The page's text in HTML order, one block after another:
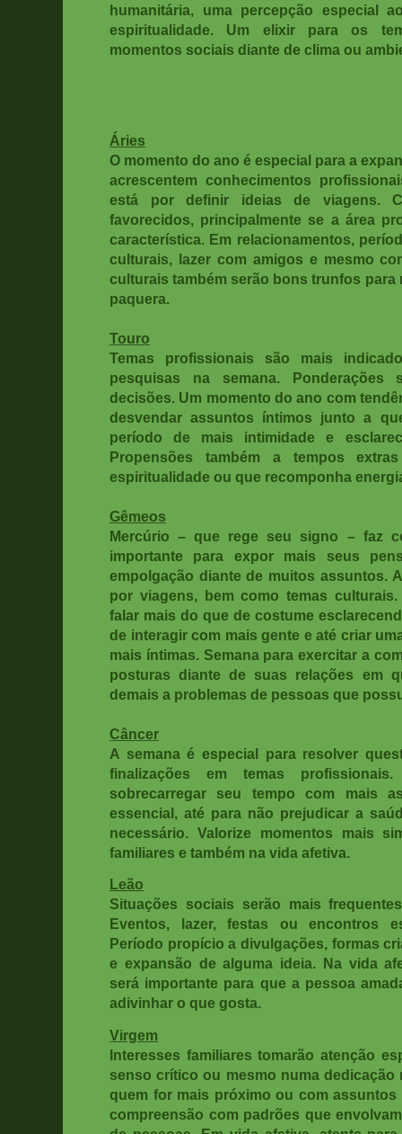
humanitária, uma percepção especial
espiritualidade. Um elixir para os
momentos sociais diante de clima ou
Áries
O momento do ano é especial para a
acrescentem conhecimentos
está por definir ideias de viagens.
favorecidos, principalmente se a área
característica. Em relacionamentos,
culturais, lazer com amigos e mesmo
culturais também serão bons trunfos para
paquera.
Touro
Temas profissionais são mais
pesquisas na semana. Ponderações
decisões. Um momento do ano com
desvendar assuntos íntimos junto a
período de mais intimidade e
Propensões também a tempos
espiritualidade ou que recomponha
Gêmeos
Mercúrio – que rege seu signo – faz
importante para expor mais seus
empolgação diante de muitos assuntos.
por viagens, bem como temas
falar mais do que de costume
de interagir com mais gente e até criar
mais íntimas. Semana para exercitar a
posturas diante de suas relações em
demais a problemas de pessoas que
Câncer
A semana é especial para resolver
finalizações em temas
sobrecarregar seu tempo com mais
essencial, até para não prejudicar a
necessário. Valorize momentos mais
familiares e também na vida afetiva.
Leão
Situações sociais serão mais
Eventos, lazer, festas ou encontros
Período propício a divulgações, formas
e expansão de alguma ideia. Na vida
será importante para que a pessoa
adivinhar o que gosta.
Virgem
Interesses familiares tomarão atenção
senso crítico ou mesmo numa
quem for mais próximo ou com assuntos
compreensão com padrões que